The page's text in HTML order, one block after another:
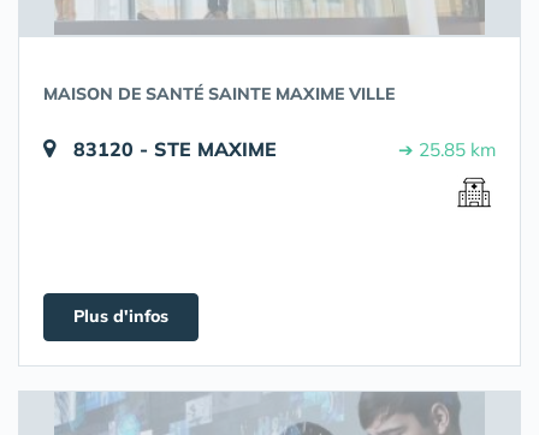
MAISON DE SANTÉ SAINTE MAXIME VILLE
83120 - STE MAXIME ➔ 25.85 km
Plus d'infos